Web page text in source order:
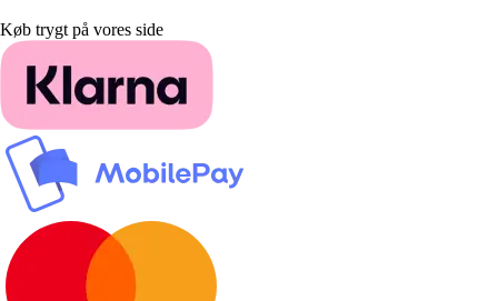
Køb trygt på vores side